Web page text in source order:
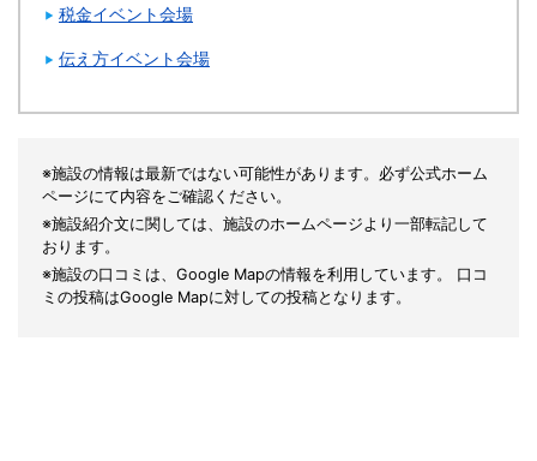
税金イベント会場
伝え方イベント会場
※施設の情報は最新ではない可能性があります。必ず公式ホーム
ページにて内容をご確認ください。
※施設紹介文に関しては、施設のホームページより一部転記して
おります。
※施設の口コミは、Google Mapの情報を利用しています。 口コ
ミの投稿はGoogle Mapに対しての投稿となります。